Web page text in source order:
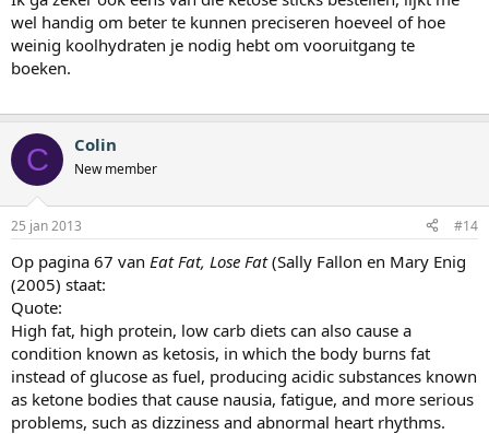
wel handig om beter te kunnen preciseren hoeveel of hoe
weinig koolhydraten je nodig hebt om vooruitgang te
boeken.
C Colin
New member
25 jan 2013 #14
Op pagina 67 van Eat Fat, Lose Fat(Sally Fallon en Mary Enig
(2005) staat:
Quote:
High fat, high protein, low carb diets can also cause a
condition known as ketosis, in which the body burns fat
instead of glucose as fuel, producing acidic substances known
as ketone bodies that cause nausia, fatigue, and more serious
problems, such as dizziness and abnormal heart rhythms.